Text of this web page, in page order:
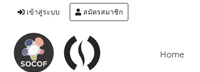
เข้าสู่ระบบ สมัครสมาชิก
Home